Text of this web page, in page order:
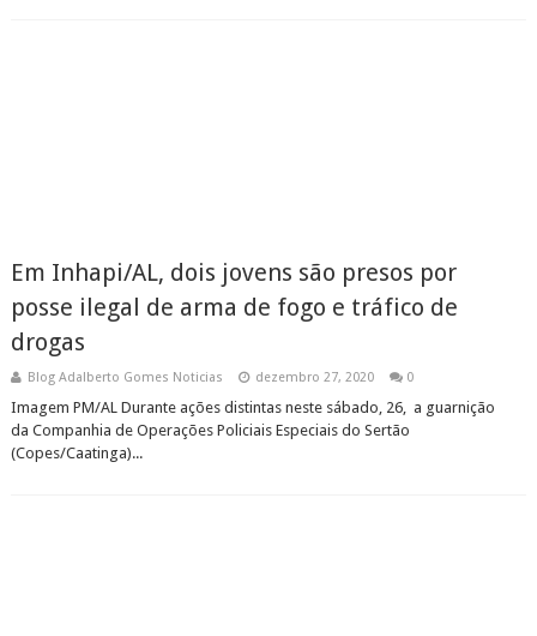
Em Inhapi/AL, dois jovens são presos por
posse ilegal de arma de fogo e tráfico de
drogas
Blog Adalberto Gomes Noticias dezembro 27, 2020 0
Imagem PM/AL Durante ações distintas neste sábado, 26, a guarnição
da Companhia de Operações Policiais Especiais do Sertão
(Copes/Caatinga)...